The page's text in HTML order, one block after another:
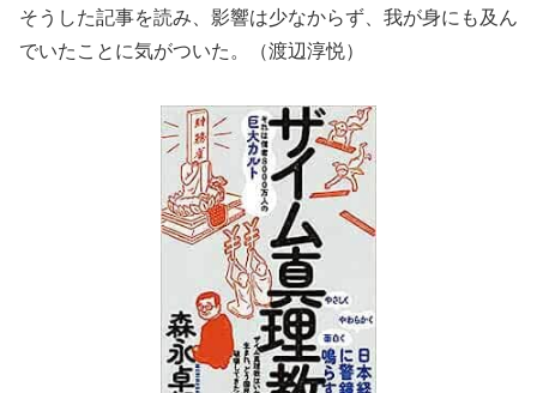
そうした記事を読み、影響は少なからず、我が身にも及ん
でいたことに気がついた。（渡辺淳悦）